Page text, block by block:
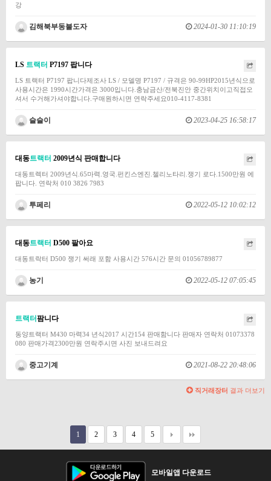
강
김해북부동불도자 2024-01-30 11:10:19
LS 트랙터 P7197 팝니다
LS 트랙터 P7197 팝니다제조사 LS / 모델명 P7197 / 규격은 90-99HP2015년식으로
사용시간은 1990시간가격은 3000입니다.충남금산/전북진안 중간위치이고직접오
셔서 수거해가셔야합니다.구매원하시면 연락주세요010-4117-8381
슬슬이 2023-04-25 16:58:17
대동트랙터 2009년식 판매합니다
대동트렉터 2009년식.65마력.영국.펀킨스엔진.첼리노타리.쟁기 로다.1500만원 에
팝니다. 연락처 010 3826 7983
투페리 2022-05-12 10:02:12
대동트랙터 D500 팔아요
대동트락터 D500 쟁기 써래 포함 사용시간 576시간 문의 01056789877
농기 2022-05-12 07:05:45
트랙터팜니다
동양트랙터 M430 마력34 년식2017 시간154 판매함니다 판매자 연락처 01073378
080 판매가격2300만원 연락주시면 사진 보내드려요
중고기계 2021-08-22 20:48:06
직거래장터 결과 더보기
1 2 3 4 5
모바일앱 다운로드